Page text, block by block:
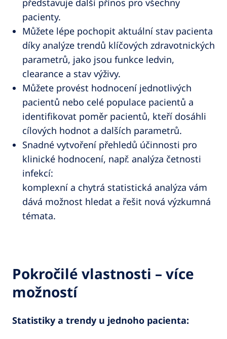
představuje další přínos pro všechny
pacienty.
Můžete lépe pochopit aktuální stav pacienta
díky analýze trendů klíčových zdravotnických
parametrů, jako jsou funkce ledvin,
clearance a stav výživy.
Můžete provést hodnocení jednotlivých
pacientů nebo celé populace pacientů a
identifikovat poměr pacientů, kteří dosáhli
cílových hodnot a dalších parametrů.
Snadné vytvoření přehledů účinnosti pro
klinické hodnocení, např. analýza četnosti
infekcí:
komplexní a chytrá statistická analýza vám
dává možnost hledat a řešit nová výzkumná
témata.
Pokročilé vlastnosti – více
možností
Statistiky a trendy u jednoho pacienta: